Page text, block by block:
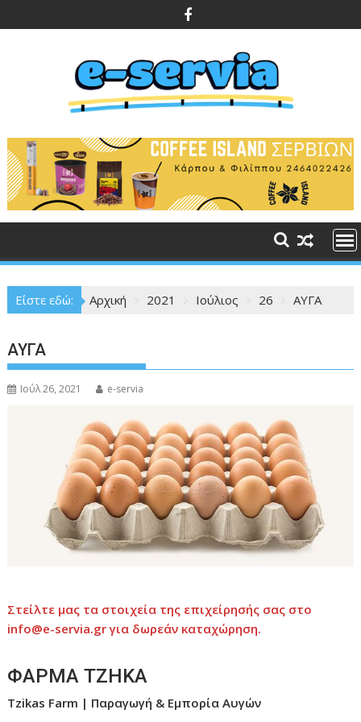
στο
Είστε εδώ: Αρχική 2021 Ιούλιος 26 ΑΥΓΑ
ΑΥΓΑ
Ιούλ 26, 2021 e-servia
Στείλτε μας τα στοιχεία της επιχείρησής σας στο
info@e-servia.gr για δωρεάν καταχώρηση.
ΦΑΡΜΑ ΤΖΗΚΑ
Tzikas Farm | Παραγωγή & Εμπορία Αυγών